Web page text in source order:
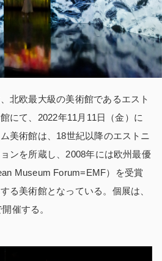
北欧最大級の美術館であるエスト
にて、2022年11月11日（金）に
美術館は、18世紀以降のエストニ
ンを所蔵し、2008年には欧州最優
Museum Forum=EMF）を受賞
る美術館となっている。 個展は
催する。